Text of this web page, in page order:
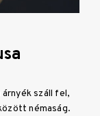
száll fel,
némaság.